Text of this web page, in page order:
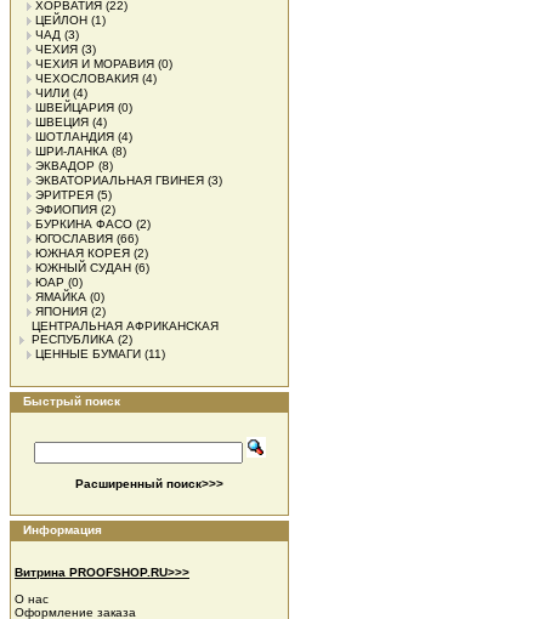
ХОРВАТИЯ (22)
ЦЕЙЛОН (1)
ЧАД (3)
ЧЕХИЯ (3)
ЧЕХИЯ И МОРАВИЯ (0)
ЧЕХОСЛОВАКИЯ (4)
ЧИЛИ (4)
ШВЕЙЦАРИЯ (0)
ШВЕЦИЯ (4)
ШОТЛАНДИЯ (4)
ШРИ-ЛАНКА (8)
ЭКВАДОР (8)
ЭКВАТОРИАЛЬНАЯ ГВИНЕЯ (3)
ЭРИТРЕЯ (5)
ЭФИОПИЯ (2)
БУРКИНА ФАСО (2)
ЮГОСЛАВИЯ (66)
ЮЖНАЯ КОРЕЯ (2)
ЮЖНЫЙ СУДАН (6)
ЮАР (0)
ЯМАЙКА (0)
ЯПОНИЯ (2)
ЦЕНТРАЛЬНАЯ АФРИКАНСКАЯ
РЕСПУБЛИКА (2)
ЦЕННЫЕ БУМАГИ (11)
Быстрый поиск
Расширенный поиск>>>
Информация
Витрина PROOFSHOP.RU>>>
О нас
Оформление заказа